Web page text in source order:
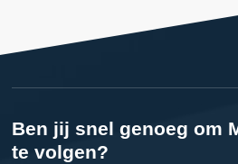
Ben jij snel genoeg om
te volgen?